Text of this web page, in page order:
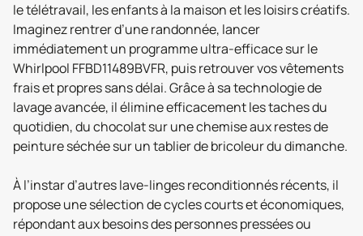
le télétravail, les enfants à la maison et les loisirs créatifs.
Imaginez rentrer d’une randonnée, lancer
immédiatement un programme ultra-efficace sur le
Whirlpool FFBD11489BVFR, puis retrouver vos vêtements
frais et propres sans délai. Grâce à sa technologie de
lavage avancée, il élimine efficacement les taches du
quotidien, du chocolat sur une chemise aux restes de
peinture séchée sur un tablier de bricoleur du dimanche.
À l’instar d’autres lave-linges reconditionnés récents, il
propose une sélection de cycles courts et économiques,
répondant aux besoins des personnes pressées ou